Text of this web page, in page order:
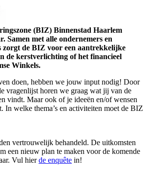
(BIZ) Binnenstad Haarlem
Samen met alle ondernemers en
zorgt de BIZ voor een aantrekkelijke
de kerstverlichting of het financieel
Winkels.
doen, hebben we jouw input nodig! Door
vragenlijst horen we graag wat jij van de
vindt. Maar ook of je ideeën en/of wensen
In welke thema’s en activiteiten moet de BIZ
vertrouwelijk behandeld. De uitkomsten
een nieuw plan te maken voor de komende
Vul hierde enquête in!